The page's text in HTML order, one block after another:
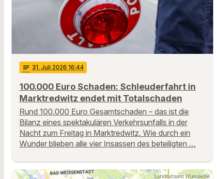
notes 31. Juli 2026 16:44
100.000 Euro Schaden: Schleuderfahrt in
Marktredwitz endet mit Totalschaden
Rund 100.000 Euro Gesamtschaden – das ist die
Bilanz eines spektakulären Verkehrsunfalls in der
Nacht zum Freitag in Marktredwitz. Wie durch ein
Wunder blieben alle vier Insassen des beteiligten …
Landratsamt Wunsiedel